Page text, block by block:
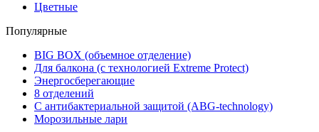
Цветные
Популярные
BIG BOX (объемное отделение)
Для балкона (с технологией Extreme Protect)
Энергосберегающие
8 отделений
С антибактериальной защитой (ABG-technology)
Морозильные лари